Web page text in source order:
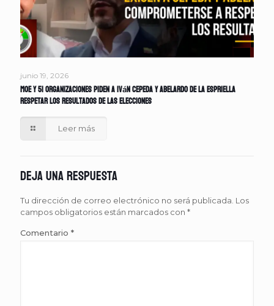
junio 19, 2026
MOE y 51 organizaciones piden a Iván Cepeda y Abelardo de la Espriella
respetar los resultados de las elecciones
Leer más
Deja una respuesta
Tu dirección de correo electrónico no será publicada. Los
campos obligatorios están marcados con *
Comentario *